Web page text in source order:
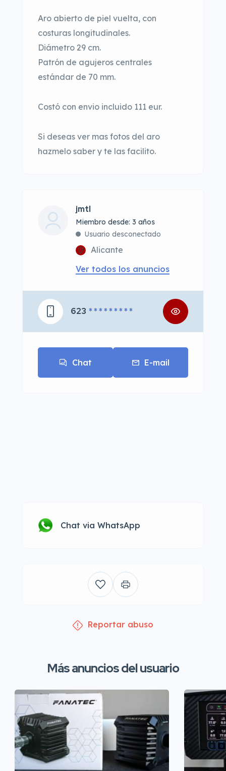
Aro abierto de piel vuelta, con
costuras longitudinales.
Diámetro 29 cm.
Patrón de agujeros centrales
estándar de 70 mm.
Costó con envio incluido 111 eur.
Si deseas ver mas fotos del aro
hazmelo saber y te las facilito.
jmtl
Miembro desde: 3 años
Usuario desconectado
Alicante
Ver todos los anuncios
623 * * * * * * * * *
Chat E-mail
Chat via WhatsApp
Reportar abuso
Más anuncios del usuario